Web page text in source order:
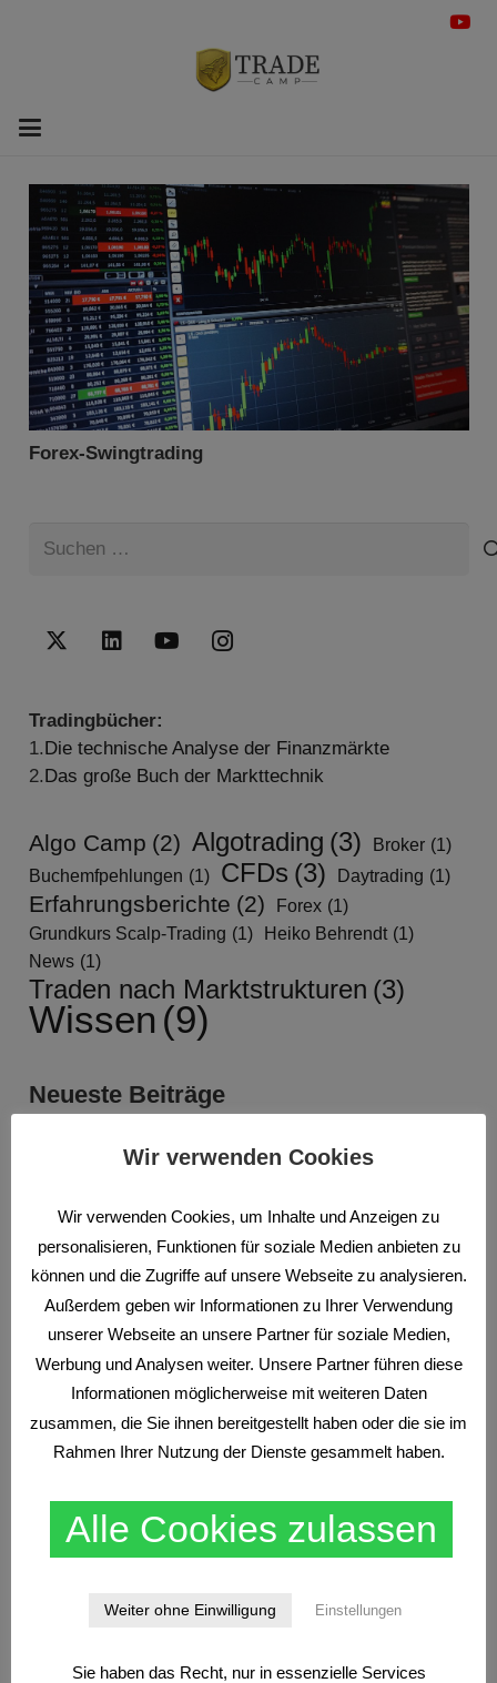
Forex-Swingtrading
Tradingbücher:
1.Die technische Analyse der Finanzmärkte
2.Das große Buch der Markttechnik
Algo Camp (2) Algotrading (3) Broker (1)
Buchemfpehlungen (1) CFDs (3) Daytrading (1)
Erfahrungsberichte (2) Forex (1)
Grundkurs Scalp-Trading (1) Heiko Behrendt (1)
News (1)
Traden nach Marktstrukturen (3)
Wissen (9)
Neueste Beiträge
Bester CFD Broker 2026
Finanzprodukte
Wir verwenden Cookies
Wir verwenden Cookies, um Inhalte und Anzeigen zu
personalisieren, Funktionen für soziale Medien anbieten zu
können und die Zugriffe auf unsere Webseite zu analysieren.
Außerdem geben wir Informationen zu Ihrer Verwendung
unserer Webseite an unsere Partner für soziale Medien,
Werbung und Analysen weiter. Unsere Partner führen diese
Informationen möglicherweise mit weiteren Daten
zusammen, die Sie ihnen bereitgestellt haben oder die sie im
Rahmen Ihrer Nutzung der Dienste gesammelt haben.
Alle Cookies zulassen
Weiter ohne Einwilligung Einstellungen
Sie haben das Recht, nur in essenzielle Services